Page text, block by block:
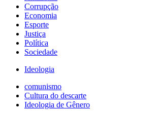
Corrupção
Economia
Esporte
Justiça
Política
Sociedade
Ideologia
comunismo
Cultura do descarte
Ideologia de Gênero